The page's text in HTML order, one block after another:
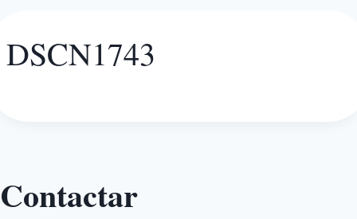
DSCN1743
Contactar